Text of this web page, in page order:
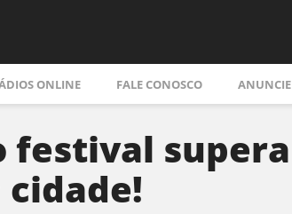
ONLINE FALE CONOSCO ANUNCIE
festival supera